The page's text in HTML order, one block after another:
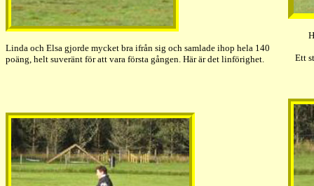
Linda och Elsa gjorde mycket bra ifrån sig och samlade ihop hela 140
poäng, helt suveränt för att vara första gången. Här är det linförighet.
Ett